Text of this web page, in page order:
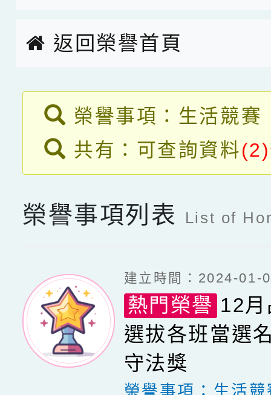
返回榮譽首頁
返回榮譽首頁
榮譽事項：生活競賽
共有：可查詢資料(2)
榮譽事項列表 List of
建立時間：2024-01-
熱門榮譽 12
選拔各班當選
守法獎
榮譽事項： 生活競